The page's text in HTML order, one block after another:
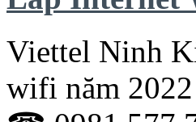
Viettel Ninh
wifi năm